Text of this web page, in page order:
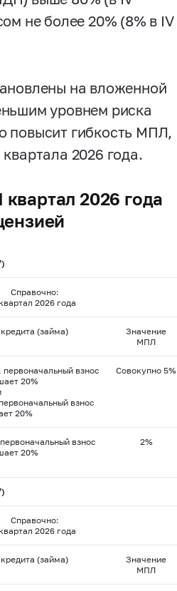
не более 20% (8% в IV
на вложенной
уровнем риска
повысит гибкость МПЛ,
2026 года.
2026 года
Справочно:
2026 года
(займа)
Значение
МПЛ
взнос
20%
взнос
20%
Совокупно 5%
взнос
20%
2%
Справочно:
2026 года
(займа)
Значение
МПЛ